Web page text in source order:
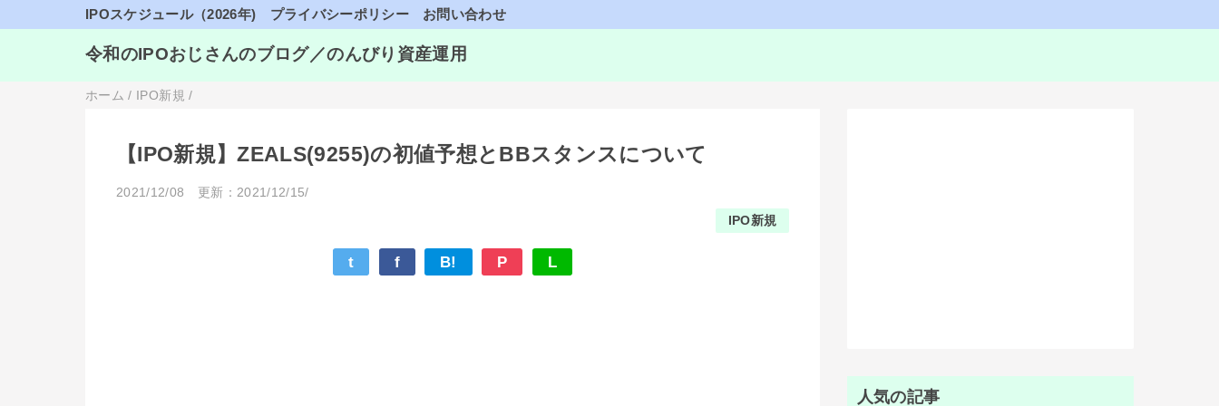
IPOスケジュール（2026年) プライバシーポリシー お問い合わせ
令和のIPOおじさんのブログ／のんびり資産運用
ホーム / IPO新規 /
【IPO新規】ZEALS(9255)の初値予想とBBスタンスについて
2021/12/08 更新：2021/12/15/
IPO新規
t f B! P L
人気の記事